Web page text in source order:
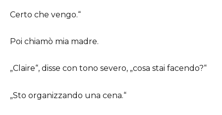
Certo che vengo.“
Poi chiamò mia madre.
„Claire“, disse con tono severo, „cosa stai facendo?“
„Sto organizzando una cena.“